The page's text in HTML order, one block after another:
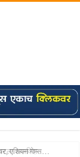
एशियन गेम्स…